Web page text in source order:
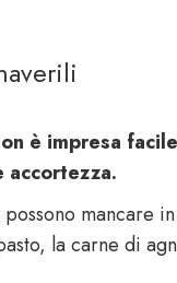
è impresa
accortezza.
mancare
la carne di